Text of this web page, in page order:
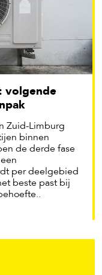
Zuid-Limburg
binnen
de derde fase
per deelgebied
beste past bij